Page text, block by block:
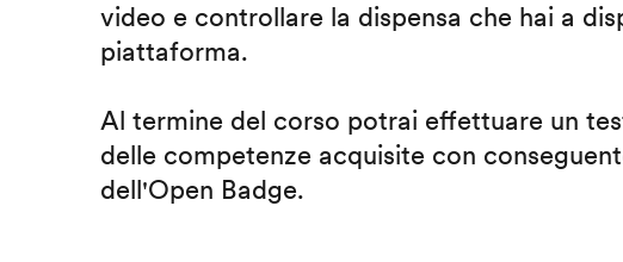
video e controllare la dispensa che hai a
piattaforma.
Al termine del corso potrai effettuare un
delle competenze acquisite con
dell'Open Badge.